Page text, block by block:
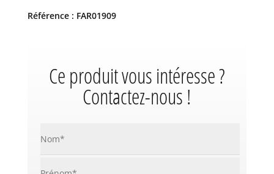
Référence : FAR01909
Ce produit vous intéresse ?
Contactez-nous !